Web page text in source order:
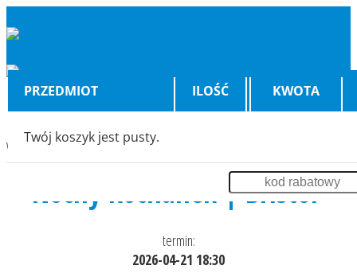
PRZEDMIOT ILOŚĆ KWOTA
Twój koszyk jest pusty.
Wyświetlenia:1052
Nocny Kochanek | Bristol
termin:
2026-04-21 18:30